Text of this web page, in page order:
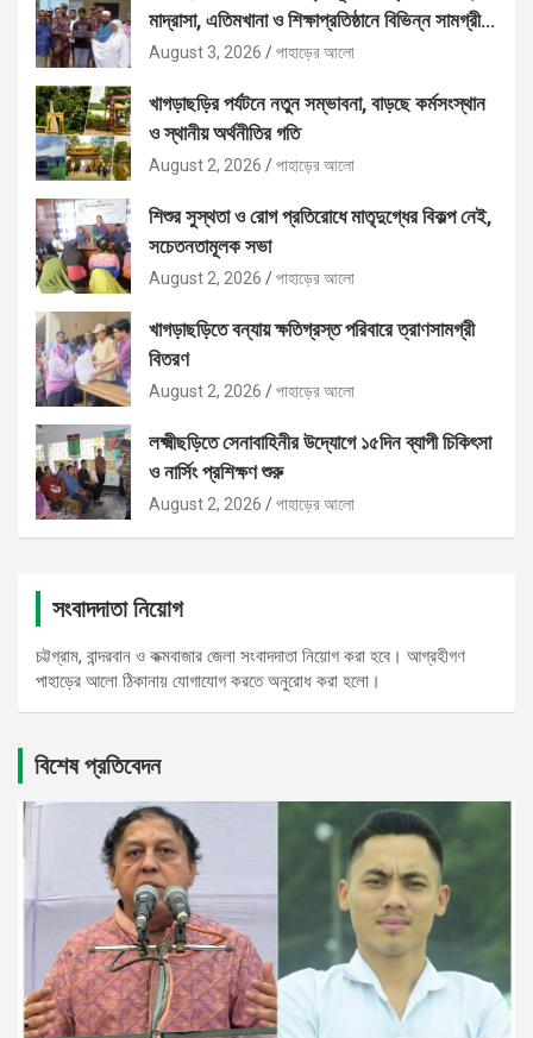
মাদ্রাসা, এতিমখানা ও শিক্ষাপ্রতিষ্ঠানে বিভিন্ন সামগ্রী
বিতরণ
August 3, 2026 পাহাড়ের আলো
খাগড়াছড়ির পর্যটনে নতুন সম্ভাবনা, বাড়ছে কর্মসংস্থান
ও স্থানীয় অর্থনীতির গতি
August 2, 2026 পাহাড়ের আলো
শিশুর সুস্থতা ও রোগ প্রতিরোধে মাতৃদুগ্ধের বিকল্প নেই,
সচেতনতামূলক সভা
August 2, 2026 পাহাড়ের আলো
খাগড়াছড়িতে বন্যায় ক্ষতিগ্রস্ত পরিবারে ত্রাণসামগ্রী
বিতরণ
August 2, 2026 পাহাড়ের আলো
লক্ষ্মীছড়িতে সেনাবাহিনীর উদ্যোগে ১৫দিন ব্যাপী চিকিৎসা
ও নার্সিং প্রশিক্ষণ শুরু
August 2, 2026 পাহাড়ের আলো
সংবাদদাতা নিয়োগ
চট্টগ্রাম, বান্দরবান ও কক্মবাজার জেলা সংবাদদাতা নিয়োগ করা হবে। আগ্রহীগণ
পাহাড়ের আলো ঠিকানায় যোগাযোগ করতে অনুরোধ করা হলো।
বিশেষ প্রতিবেদন